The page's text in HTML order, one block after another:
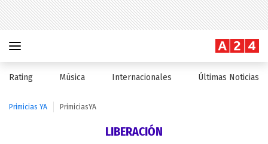
Rating Música Internacionales Últimas Noticias
Primicias YA PrimiciasYA
LIBERACIÓN